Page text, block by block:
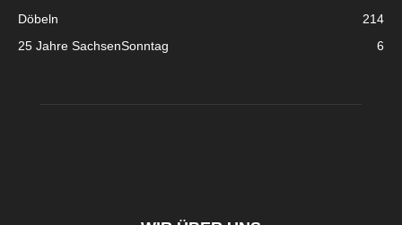
Döbeln
214
25 Jahre SachsenSonntag
6